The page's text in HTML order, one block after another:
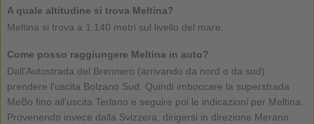
A quale altitudine si trova Meltina?
Meltina si trova a 1.140 metri sul livello del mare.
Come posso raggiungere Meltina in auto?
Dall'Autostrada del Brennero (arrivando da nord o da sud)
prendere l'uscita Bolzano Sud. Quindi imboccare la superstrada
MeBo fino all'uscita Terlano e seguire poi le indicazioni per Meltina.
Provenendo invece dalla Svizzera, dirigersi in direzione Merano